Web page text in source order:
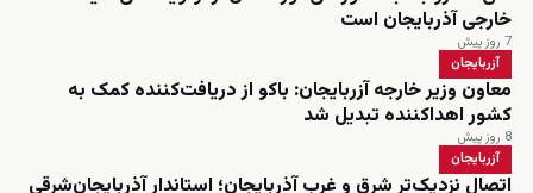
خارجی آذربایجان است
7 روز پیش
آزربایجان
معاون وزیر خارجه آزربایجان: باکو از دریافت‌کننده کمک به
کشور اهداکننده تبدیل شد
8 روز پیش
آزربایجان
اتصال نزدیک‌تر شرق و غرب آذربایجان؛ استاندار آذربایجان‌شرقی